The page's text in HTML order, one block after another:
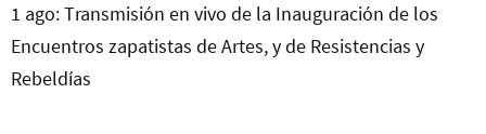
1 ago: Transmisión en vivo de la Inauguración de los
Encuentros zapatistas de Artes, y de Resistencias y
Rebeldías